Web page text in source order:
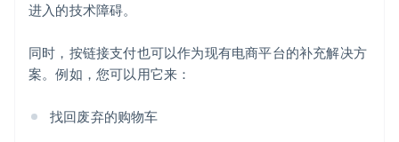
进入的技术障碍。
同时，按链接支付也可以作为现有电商平台的补充解决方
案。例如，您可以用它来：
找回废弃的购物车